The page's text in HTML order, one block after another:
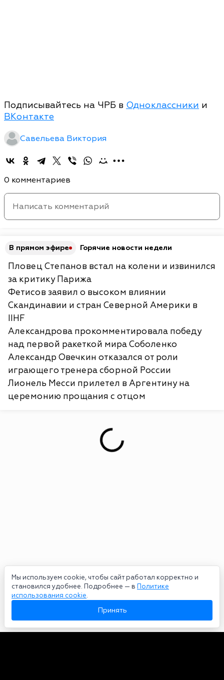
Мы используем cookie, чтобы сайт работал корректно и
становился удобнее. Подробнее — в Политике
использования cookie.
Принять
Подписывайтесь на ЧРБ в Одноклассники и
ВКонтакте
Савельева Виктория
0 комментариев
В прямом эфире Горячие новости недели
Пловец Степанов встал на колени и извинился
за критику Парижа
Фетисов заявил о высоком влиянии
Скандинавии и стран Северной Америки в
IIHF
Александрова прокомментировала победу
над первой ракеткой мира Соболенко
Александр Овечкин отказался от роли
играющего тренера сборной России
Лионель Месси прилетел в Аргентину на
церемонию прощания с отцом